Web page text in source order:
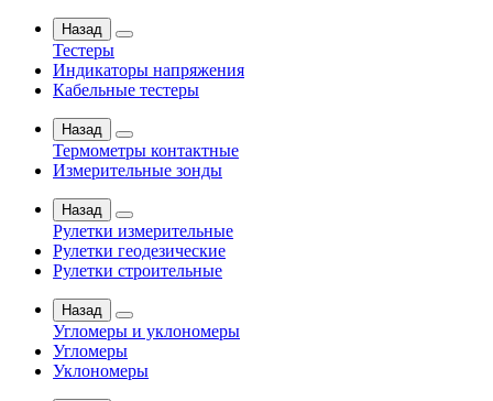
Назад
Тестеры
Индикаторы напряжения
Кабельные тестеры
Назад
Термометры контактные
Измерительные зонды
Назад
Рулетки измерительные
Рулетки геодезические
Рулетки строительные
Назад
Угломеры и уклономеры
Угломеры
Уклономеры